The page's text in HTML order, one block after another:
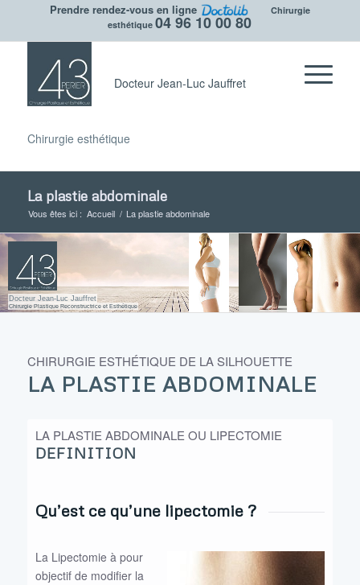
Prendre rendez-vous en ligne
Chirurgie
esthétique04 96 10 00 80
Docteur Jean-Luc Jauffret
Chirurgie esthétique
La plastie abdominale
Vous êtes ici : Accueil / La plastie abdominale
Docteur Jean-Luc Jauffret
Chirurgie Plastique Reconstructrice et Esthétique
CHIRURGIE ESTHÉTIQUE DE LA SILHOUETTE
LA PLASTIE ABDOMINALE
LA PLASTIE ABDOMINALE OU LIPECTOMIE
DEFINITION
Qu’est ce qu’une lipectomie ?
La Lipectomie à pour
objectif de modifier la